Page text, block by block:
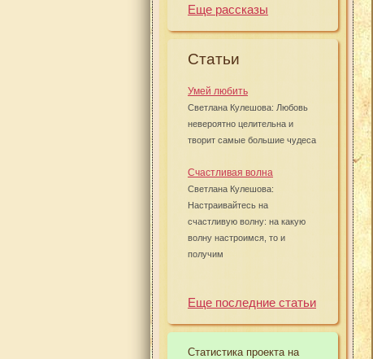
Еще рассказы
Статьи
Умей любить
Светлана Кулешова: Любовь
невероятно целительна и
творит самые большие чудеса
Счастливая волна
Светлана Кулешова:
Настраивайтесь на
счастливую волну: на какую
волну настроимся, то и
получим
Еще последние статьи
Статистика проекта на